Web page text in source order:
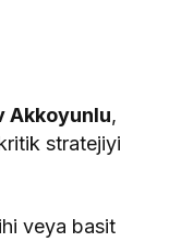
Akkoyunlu,
stratejiyi
veya basit